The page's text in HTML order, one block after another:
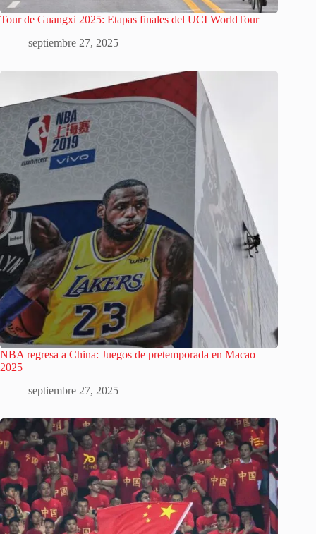
Tour de Guangxi 2025: Etapas finales del UCI WorldTour
septiembre 27, 2025
NBA regresa a China: Juegos de pretemporada en Macao
2025
septiembre 27, 2025